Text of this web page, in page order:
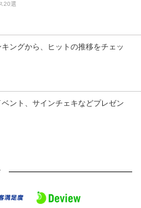
20選
ングから、ヒットの推移をチェッ
ント、サインチェキなどプレゼン